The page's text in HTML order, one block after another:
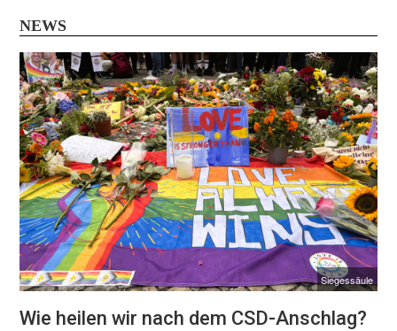
NEWS
Siegessäule
Wie heilen wir nach dem CSD-Anschlag?